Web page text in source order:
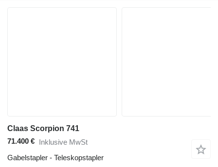
Claas Scorpion 741
71.400 € Inklusive MwSt
Gabelstapler - Teleskopstapler